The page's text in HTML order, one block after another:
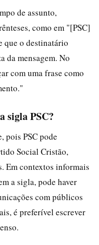
de assunto,
como em "[PSC]
que o destinatário
da mensagem. No
com uma frase como
sigla PSC?
pois PSC pode
Social Cristão,
Em contextos informais
a sigla, pode haver
com públicos
é preferível escrever